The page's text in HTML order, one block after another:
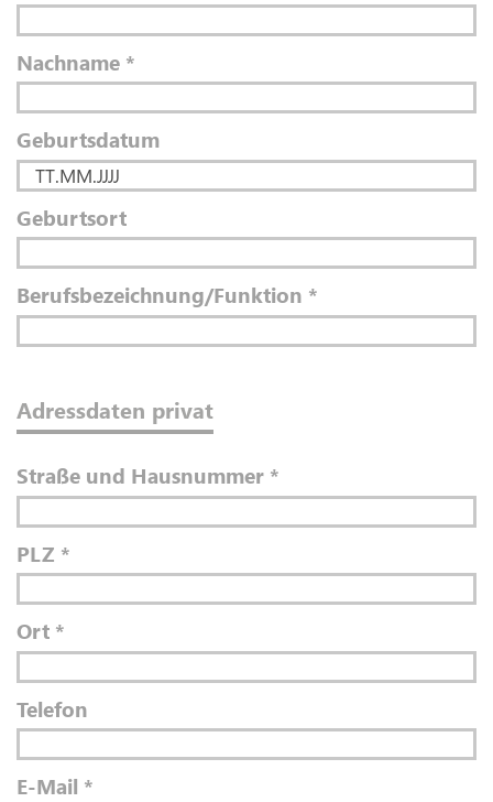
Nachname *
Geburtsdatum
Geburtsort
Berufsbezeichnung/Funktion *
Adressdaten privat
Straße und Hausnummer *
PLZ *
Ort *
Telefon
E-Mail *